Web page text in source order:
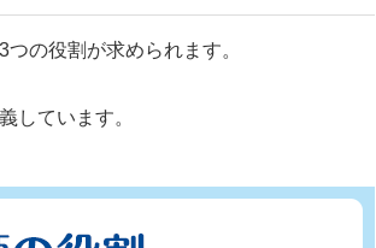
つの役割が求められます。
しています。